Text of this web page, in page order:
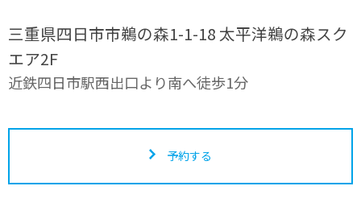
三重県四日市市鵜の森1-1-18 太平洋鵜の森スク
エア2F
近鉄四日市駅西出口より南へ徒歩1分
予約する